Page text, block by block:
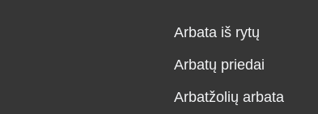
Arbata iš rytų
Arbatų priedai
Arbatžolių arbata